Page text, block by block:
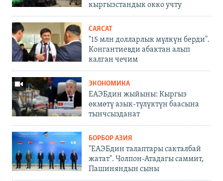
кыргызстандык окко учту
САЯСАТ
"15 млн долларлык мүлкүн берди".
Конгантиевди абактан алып
калган чечим
ЭКОНОМИКА
ЕАЭБдин жыйыны: Кыргыз
өкмөтү азык-түлүктүн баасына
тынчсызданат
БОРБОР АЗИЯ
"ЕАЭБдин талаптары сакталбай
жатат". Чолпон-Атадагы саммит,
Пашиняндын сыны